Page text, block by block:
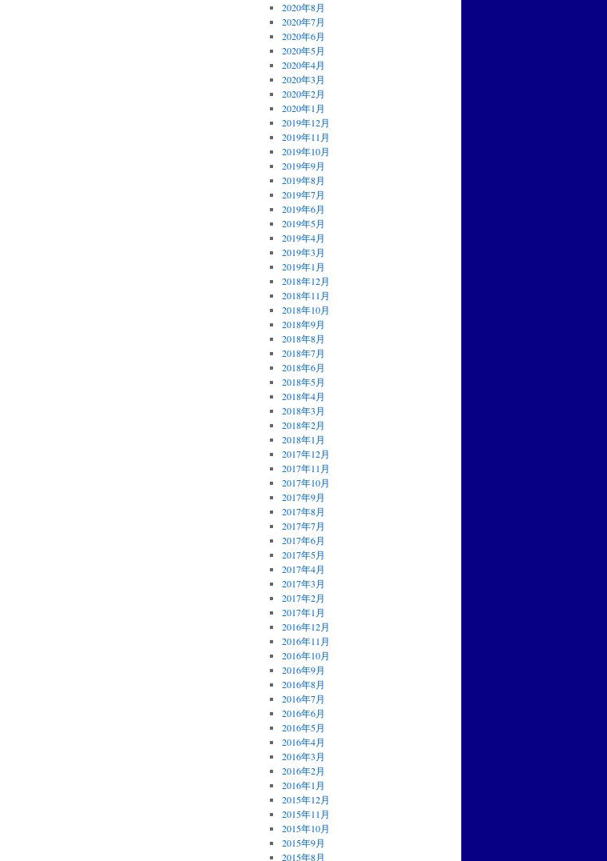
2020年8月
2020年7月
2020年6月
2020年5月
2020年4月
2020年3月
2020年2月
2020年1月
2019年12月
2019年11月
2019年10月
2019年9月
2019年8月
2019年7月
2019年6月
2019年5月
2019年4月
2019年3月
2019年1月
2018年12月
2018年11月
2018年10月
2018年9月
2018年8月
2018年7月
2018年6月
2018年5月
2018年4月
2018年3月
2018年2月
2018年1月
2017年12月
2017年11月
2017年10月
2017年9月
2017年8月
2017年7月
2017年6月
2017年5月
2017年4月
2017年3月
2017年2月
2017年1月
2016年12月
2016年11月
2016年10月
2016年9月
2016年8月
2016年7月
2016年6月
2016年5月
2016年4月
2016年3月
2016年2月
2016年1月
2015年12月
2015年11月
2015年10月
2015年9月
2015年8月